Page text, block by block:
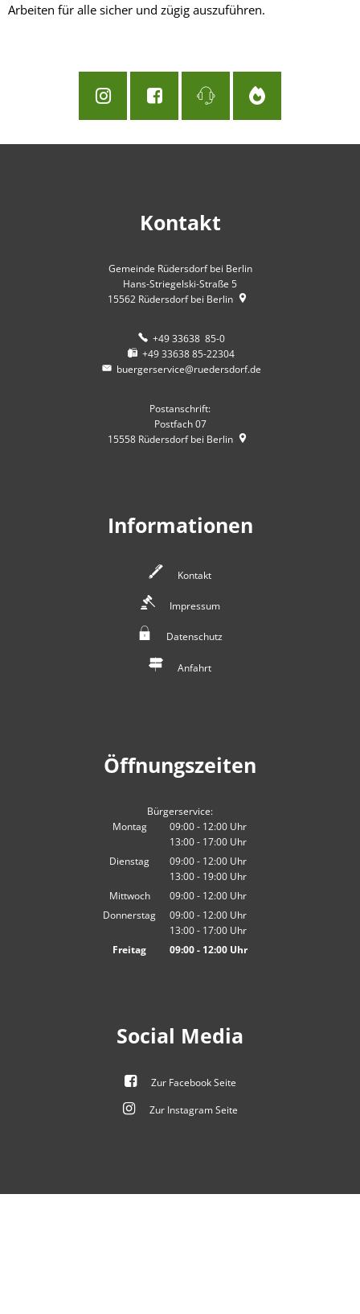
Arbeiten für alle sicher und zügig auszuführen.
Kontakt
Gemeinde Rüdersdorf bei Berlin
Hans-Striegelski-Straße 5
15562 Rüdersdorf bei Berlin
+49 33638 85-0
+49 33638 85-22304
buergerservice@ruedersdorf.de
Postanschrift:
Postfach 07
15558 Rüdersdorf bei Berlin
Informationen
Kontakt
Impressum
Datenschutz
Anfahrt
Öffnungszeiten
Bürgerservice:
Montag
09:00- 12:00 Uhr
Von 09:00 bis 12:00 Uhr
13:00- 17:00 Uhr
Von 13:00 bis 17:00 Uhr
Dienstag 09:00- 12:00 Uhr
Von 09:00 bis 12:00 Uhr
13:00- 19:00 Uhr
Von 13:00 bis 19:00 Uhr
Mittwoch 09:00- 12:00 Uhr
Von 09:00 bis 12:00 Uhr
Donnerstag 09:00- 12:00 Uhr
Von 09:00 bis 12:00 Uhr
13:00- 17:00 Uhr
Von 13:00 bis 17:00 Uhr
Freitag 09:00- 12:00Uhr
Social Media
Zur Facebook Seite
Zur Instagram Seite